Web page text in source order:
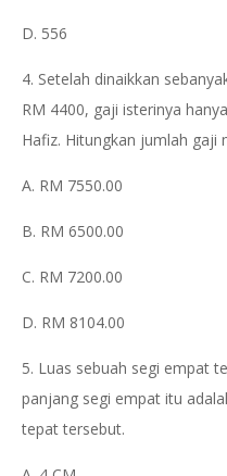
D. 556
4. Setelah dinaikkan
RM 4400, gaji isterinya
Hafiz. Hitungkan jumlah gaji
A. RM 7550.00
B. RM 6500.00
C. RM 7200.00
D. RM 8104.00
5. Luas sebuah segi empat
panjang segi empat itu
tepat tersebut.